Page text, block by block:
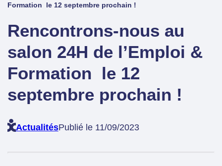
Formation le 12 septembre prochain !
Rencontrons-nous au
salon 24H de l’Emploi &
Formation le 12
septembre prochain !
ActualitésPublié le 11/09/2023